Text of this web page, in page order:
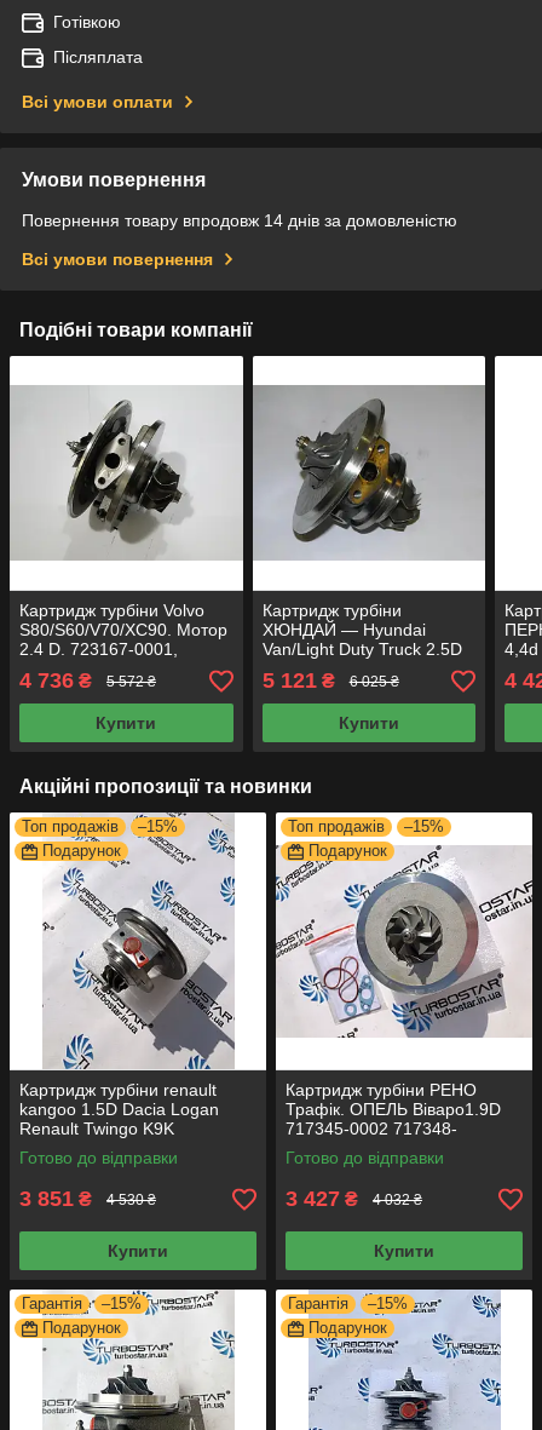
Готівкою
Післяплата
Всі умови оплати
Умови повернення
Повернення товару впродовж 14 днів за домовленістю
Всі умови повернення
Подібні товари компанії
Картридж турбіни Volvo
S80/S60/V70/XC90. Мотор
2.4 D. 723167-0001,
0003, 723167-0004
4 736 ₴ 5 572 ₴
Купити
Картридж турбіни
ХЮНДАЙ — Hyundai
Van/Light Duty Truck 2.5D
мотор 4D56T 700273-0001
700273-0002
5 121₴ 6 025 ₴
Купити
4,4d
4
Акційні пропозиції та новинки
Топ продажів
–15%
Подарунок
Картридж турбіни renault
kangoo 1.5D Dacia Logan
Renault Twingo K9K
54359700011 54359700012
54359700033
Готово до відправки
3 851 ₴ 4 530 ₴
Купити
Топ продажів
–15%
Подарунок
Картридж турбіни РЕНО
Трафік. ОПЕЛЬ Віваро1.9D
717345-0002 717348-
0001 703245-0002
Готово до відправки
3 427 ₴ 4 032 ₴
Купити
Гарантія
–15%
Подарунок
Гарантія
–15%
Подарунок